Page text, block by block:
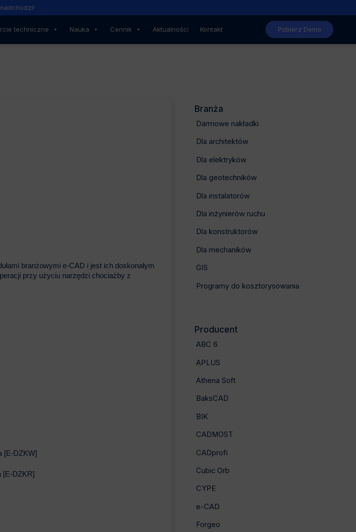
techniczne Nauka Cennik Aktualności Kontakt Pobierz Demo
branżowymi e-CAD i jest ich doskonałym
przy użyciu narzędzi chociażby z
[E-DZKW]
[E-DZKR]
Branża
Darmowe nakładki
Dla architektów
Dla elektryków
Dla geotechników
Dla instalatorów
Dla inżynierów ruchu
Dla konstruktorów
Dla mechaników
GIS
Programy do kosztorysowania
Producent
ABC 6
APLUS
Athena Soft
BaksCAD
BIK
CADMOST
CADprofi
Cubic Orb
CYPE
e-CAD
Forgeo